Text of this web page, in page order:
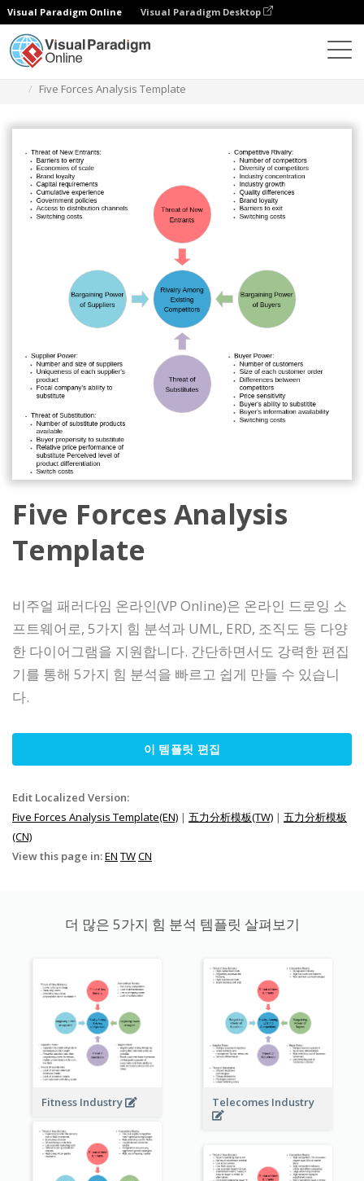
Visual Paradigm Online Visual Paradigm Desktop
Five Forces Analysis Template
Five Forces Analysis
Template
비주얼 패러다임 온라인(VP Online)은 온라인 드로잉 소
프트웨어로, 5가지 힘 분석과 UML, ERD, 조직도 등 다양
한 다이어그램을 지원합니다. 간단하면서도 강력한 편집
기를 통해 5가지 힘 분석을 빠르고 쉽게 만들 수 있습니
다.
이 템플릿 편집
Edit Localized Version:
Five Forces Analysis Template(EN) | 五力分析模板(TW) | 五力分析模板
(CN)
View this page in:EN TWCN
더 많은 5가지 힘 분석 템플릿 살펴보기
Fitness Industry Telecomes Industry